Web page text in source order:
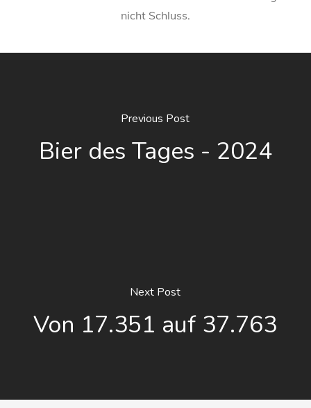
nicht Schluss.
Previous Post
Bier des Tages - 2024
Next Post
Von 17.351 auf 37.763